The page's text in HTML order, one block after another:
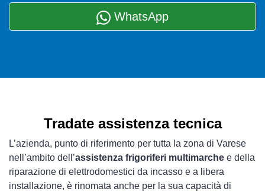
WhatsApp
Tradate assistenza tecnica
L’azienda, punto di riferimento per tutta la zona di Varese
nell’ambito dell’assistenza frigoriferi multimarche e della
riparazione di elettrodomestici da incasso e a libera
installazione, è rinomata anche per la sua capacità di